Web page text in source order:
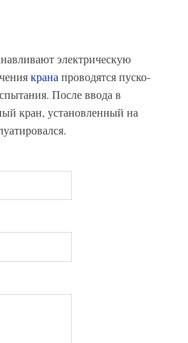
электрическую
крана проводятся пуско-
После ввода в
кран, установленный на